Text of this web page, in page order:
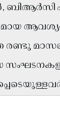
ബിആർസി
രണ്ടു